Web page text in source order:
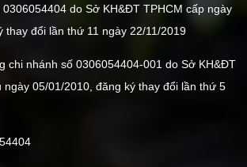
do Sở KH&ĐT TPHCM cấp ngày
thay đổi lần thứ 11 ngày 22/11/2019
chi nhánh số 0306054404-001 do Sở KH&ĐT
ngày 05/01/2010, đăng ký thay đổi lần thứ 5